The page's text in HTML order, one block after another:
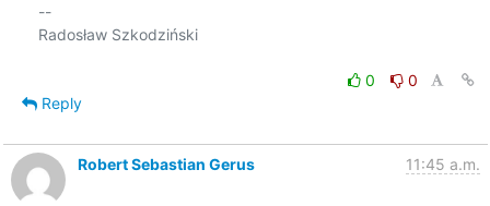
--
Radosław Szkodziński
0
0
Reply
Robert Sebastian Gerus 11:45 a.m.